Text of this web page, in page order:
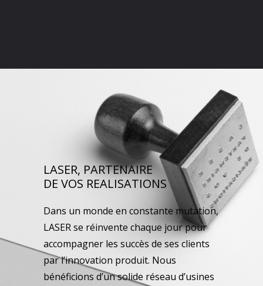
LASER, PARTENAIRE
DE VOS REALISATIONS
Dans un monde en constante mutation,
LASER se réinvente chaque jour pour
accompagner les succès de ses clients
par l’innovation produit. Nous
bénéficions d’un solide réseau d’usines